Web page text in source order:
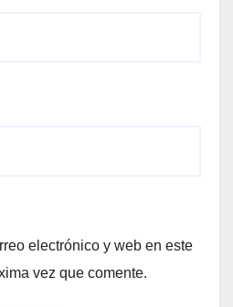
electrónico y web en este
vez que comente.